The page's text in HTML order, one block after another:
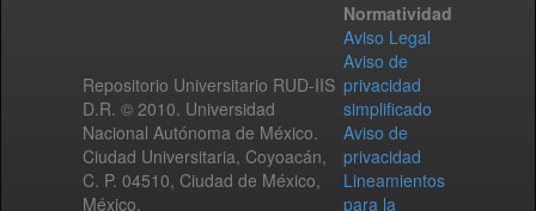
Repositorio Universitario RUD-IIS
D.R. © 2010. Universidad
Nacional Autónoma de México.
Ciudad Universitaria, Coyoacán,
C. P. 04510, Ciudad de México,
México.
Normatividad
Aviso Legal
Aviso de
privacidad
simplificado
Aviso de
privacidad
Lineamientos
para la